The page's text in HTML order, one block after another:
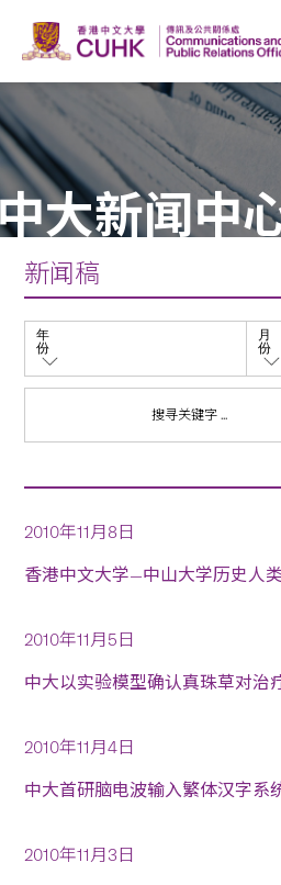
大新闻中
新闻稿
年
份
月
份
2010年11月8日
香港中文大学—中山大学历史人
2010年11月5日
中大以实验模型确认真珠草对治
2010年11月4日
中大首研脑电波输入繁体汉字系
2010年11月3日